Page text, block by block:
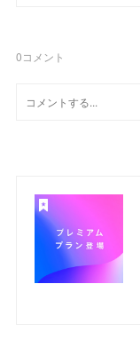
0コメント